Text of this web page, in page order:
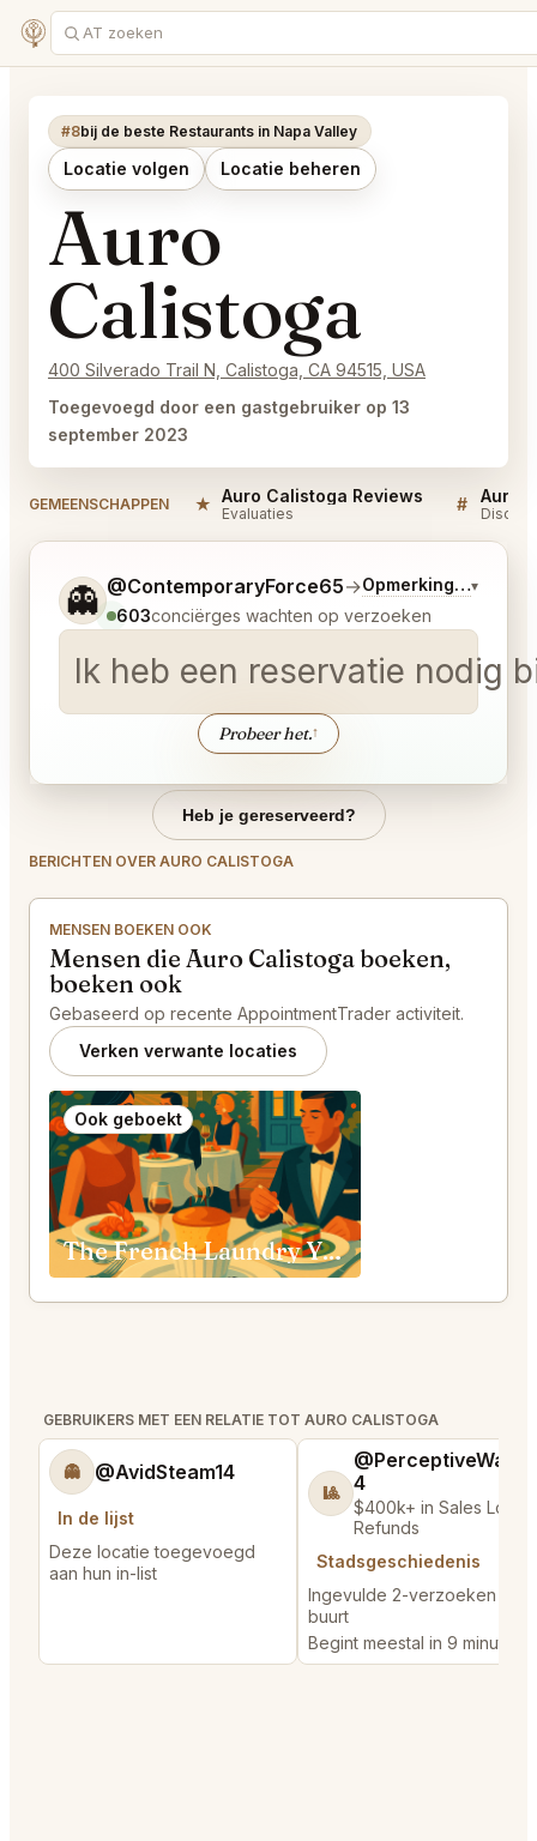
#8bij de beste Restaurants in Napa Valley
Locatie volgen Locatie beheren
Auro
Calistoga
400 Silverado Trail N, Calistoga, CA 94515, USA
Toegevoegd door een gastgebruiker op 13
september 2023
GEMEENSCHAPPEN ★ Auro Calistoga Reviews
Evaluaties # Auro
👻 @ContemporaryForce65→Opmerkingen over
▾
603conciërges wachten op verzoeken
Ik heb een reservatie nodig
Probeer het.↑
Vertel me wat je wilt.
Heb je gereserveerd?
BERICHTEN OVER AURO CALISTOGA
MENSEN BOEKEN OOK
Mensen die Auro Calistoga boeken,
boeken ook
Gebaseerd op recente AppointmentTrader activiteit.
Verken verwante locaties
Ook geboekt
The French Laundry Yountville
GEBRUIKERS MET EEN RELATIE TOT AURO CALISTOGA
👻 @AvidSteam14
In de lijst
Deze locatie toegevoegd
aan hun in-list
🎱
4
$400k+ in Sales Low
Refunds
Stadsgeschiedenis
Ingevulde 2-verzoeken in
buurt
Begint meestal in 9 minutes